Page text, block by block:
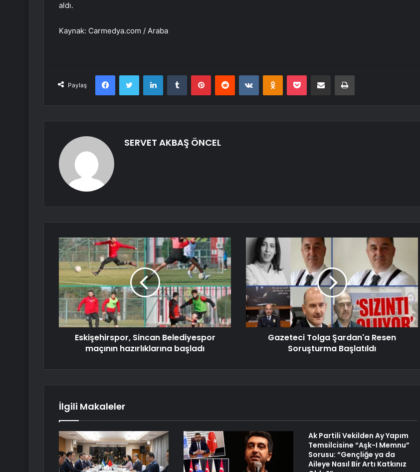
aldı.
Kaynak: Carmedya.com / Araba
Paylaş
FacebookTwitter LinkedInTumblr PinterestReddit VKontakteOdnoklassniki
Pocket E-Posta ile paylaş Yazdır
SERVET AKBAŞ ÖNCEL
Eskişehirspor, Sincan Belediyespor
maçının hazırlıklarına başladı
Gazeteci Tolga Şardan'a Resen
Soruşturma Başlatıldı
İlgili Makaleler
Ak Partili Vekilden Ay Yapım
Temsilcisine “Aşk-I Memnu”
Sorusu: “Gençliğe ya da
Aileye Nasıl Bir Artı Katkınız